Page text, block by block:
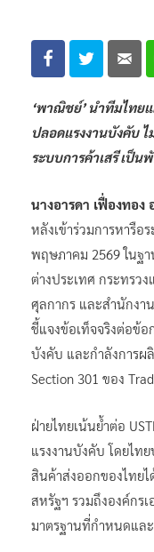
‘พาณิชย์’ นำทีมไทย
ปลอดแรงงานบังคับ
ระบบการค้าเสรี เป็
นางอารดา เฟื่องทอง
หลังเข้าร่วมการหารือ
พฤษภาคม 2569 ในฐ
ต่างประเทศ กระทรวง
ศุลกากร และสำนักงา
ชี้แจงข้อเท็จจริงต่อข้อ
บังคับ และกำลังการผ
Section 301 ของ
ฝ่ายไทยเน้นย้ำต่อ
แรงงานบังคับ โดยไท
สินค้าส่งออกของไทย
สหรัฐฯ รวมถึงองค์กร
มาตรฐานที่กำหนดแล